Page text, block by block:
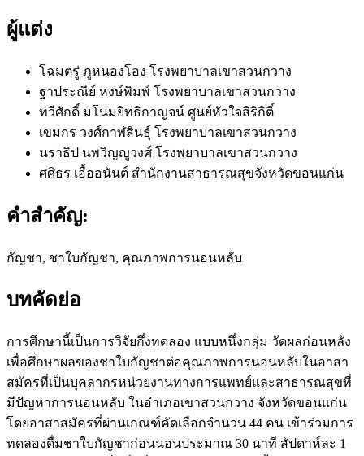
ผู้แต่ง
โฉมตรู่ ภูหนองโอง โรงพยาบาลเขาสวนกวาง
ฐาประณีย์ หงษ์พิมพ์ โรงพยาบาลเขาสวนกวาง
ทวีศักดิ์ มโนมยิทธิกาญจน์ ศูนย์หัวใจสิริกิติ์
เขมกร วงศ์กาฬสินธุ์ โรงพยาบาลเขาสวนกวาง
นราธิป นพวิญญูวงศ์ โรงพยาบาลเขาสวนกวาง
ศศิธร เอื้ออนันต์ สำนักงานสาธารณสุขจังหวัดขอนแก่น
คำสำคัญ:
กัญชา, ชาใบกัญชา, คุณภาพการนอนหลับ
บทคัดย่อ
การศึกษานี้เป็นการวิจัยกึ่งทดลอง แบบหนึ่งกลุ่ม วัดผลก่อนหลัง
เพื่อศึกษาผลของชาใบกัญชาต่อคุณภาพการนอนหลับในอาสา
สมัครที่เป็นบุคลากรหน่วยงานทางการแพทย์และสาธารณสุขที่
มีปัญหาการนอนหลับ ในอำเภอเขาสวนกวาง จังหวัดขอนแก่น
โดยอาสาสมัครที่ผ่านเกณฑ์คัดเลือกจำนวน 44 คน เข้าร่วมการ
ทดลองดื่มชาใบกัญชาก่อนนอนประมาณ 30 นาที สัปดาห์ละ 1